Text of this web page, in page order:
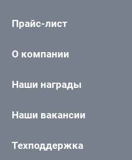
Прайс-лист
О компании
Наши награды
Наши вакансии
Техподдержка